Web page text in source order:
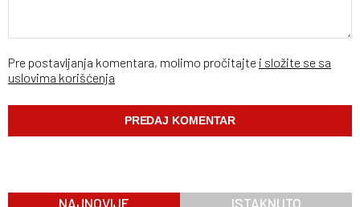
Pre postavljanja komentara, molimo pročitajte i složite se sa
uslovima korišćenja
NAJNOVIJE ISTAKNUTO